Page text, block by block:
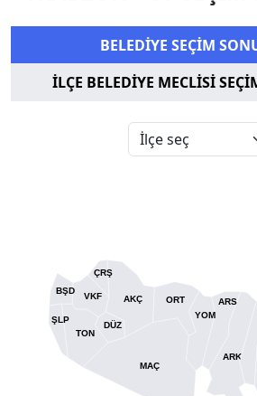
BELEDİYE SEÇİM
İLÇE BELEDİYE MECLİSİ
AKÇ
ARK
ARS
MAÇ
TON
VKF
YOM
BŞD
ŞLP
ÇRŞ
DÜZ
ORT